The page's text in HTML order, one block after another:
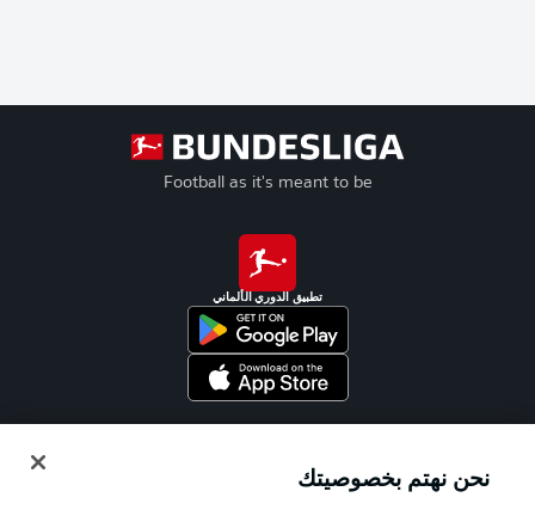
Football as it's meant to be
تطبيق الدوري الألماني
نحن نهتم بخصوصيتك